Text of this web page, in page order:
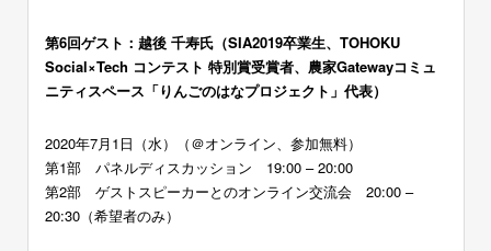
第6回ゲスト：越後 千寿氏（SIA2019卒業生、TOHOKU
Social×Tech コンテスト 特別賞受賞者、農家Gatewayコミュ
ニティスペース「りんごのはなプロジェクト」代表）
2020年7月1日（水）（＠オンライン、参加無料）
第1部 パネルディスカッション 19:00 – 20:00
第2部 ゲストスピーカーとのオンライン交流会 20:00 –
20:30（希望者のみ）